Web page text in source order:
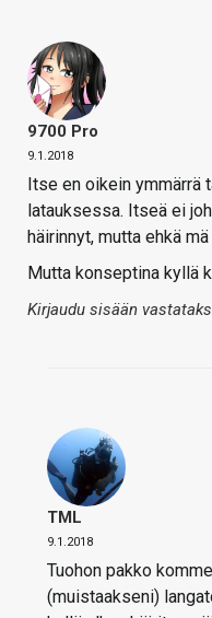
9700 Pro
9.1.2018
Itse en oikein ymmärrä
latauksessa. Itseä ei
häirinnyt, mutta ehkä
Mutta konseptina kyllä
Kirjaudu sisään
TML
9.1.2018
Tuohon pakko
(muistaakseni)